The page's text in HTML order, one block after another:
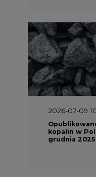
2026-07-09
kopalin w
grudnia 2025